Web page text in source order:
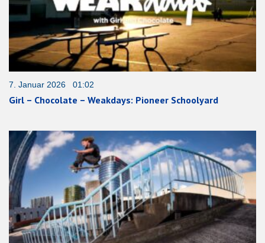
7. Januar 2026 01:02
Girl – Chocolate – Weakdays: Pioneer Schoolyard